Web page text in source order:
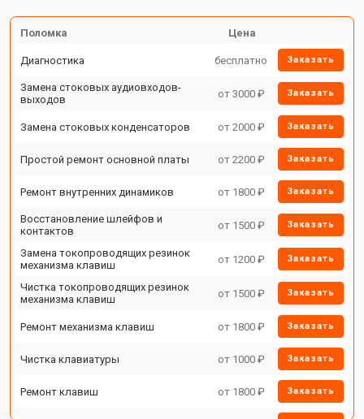
Поломка Цена
Диагностика бесплатно Заказать
Замена стоковых аудиовходов-
выходов
от 3000 ₽ Заказать
Замена стоковых конденсаторов от 2000 ₽ Заказать
Простой ремонт основной платы от 2200 ₽ Заказать
Ремонт внутренних динамиков от 1800 ₽ Заказать
Восстановление шлейфов и
контактов
от 1500 ₽ Заказать
Замена токопроводящих резинок
механизма клавиш
от 1200 ₽ Заказать
Чистка токопроводящих резинок
механизма клавиш
от 1500 ₽ Заказать
Ремонт механизма клавиш от 1800 ₽ Заказать
Чистка клавиатуры от 1000 ₽ Заказать
Ремонт клавиш от 1800 ₽ Заказать